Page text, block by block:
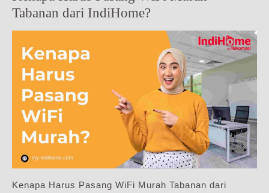
Tabanan dari IndiHome?
Kenapa Harus Pasang WiFi Murah Tabanan dari